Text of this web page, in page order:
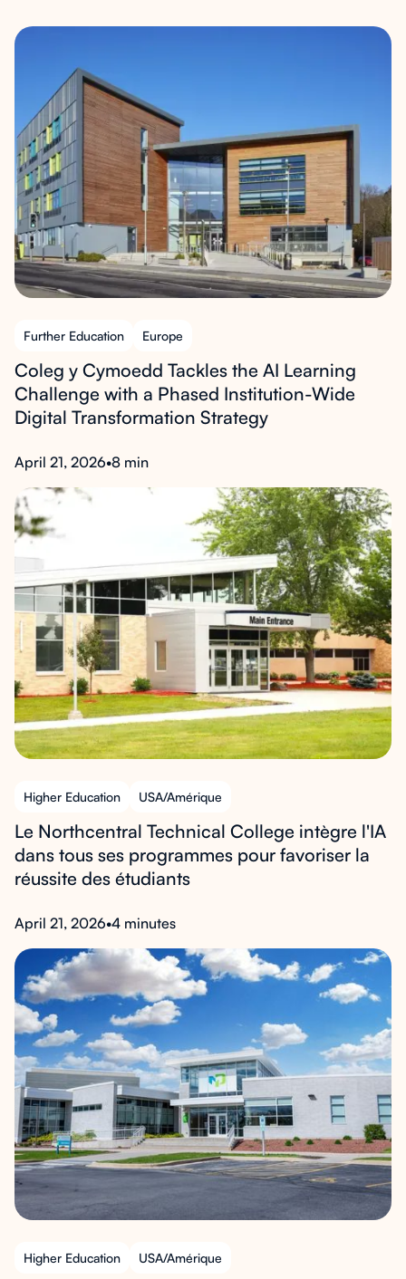
Further Education Europe
Coleg y Cymoedd Tackles the AI Learning
Challenge with a Phased Institution-Wide
Digital Transformation Strategy
April 21, 2026•8 min
Higher Education USA/Amérique
Le Northcentral Technical College intègre l'IA
dans tous ses programmes pour favoriser la
réussite des étudiants
April 21, 2026•4 minutes
Higher Education USA/Amérique